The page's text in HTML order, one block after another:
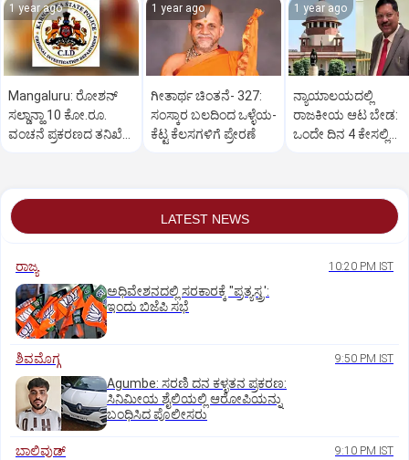
1 year ago
Mangaluru: ರೋಶನ್‌
ಸಲ್ಡಾನ್ಹಾ 10 ಕೋ.ರೂ.
ವಂಚನೆ ಪ್ರಕರಣದ ತನಿಖೆ
1 year ago
ಗೀತಾರ್ಥ ಚಿಂತನೆ- 327:
ಸಂಸ್ಕಾರ ಬಲದಿಂದ ಒಳ್ಳೆಯ-
ಕೆಟ್ಟ ಕೆಲಸಗಳಿಗೆ ಪ್ರೇರಣೆ
1 year ago
ನ್ಯಾಯಾಲಯದಲ್ಲಿ
ರಾಜಕೀಯ ಆಟ ಬೇಡ:
ಒಂದೇ ದಿನ 4 ಕೇಸಲ್ಲಿ
LATEST NEWS
ರಾಜ್ಯ 10:20 PM IST
ಅಧಿವೇಶನದಲ್ಲಿ ಸರಕಾರಕ್ಕೆ "ಪ್ರತ್ಯಸ್ತ್ರ':
ಇಂದು ಬಿಜೆಪಿ ಸಭೆ
ಶಿವಮೊಗ್ಗ 9:50 PM IST
Agumbe: ಸರಣಿ ದನ ಕಳ್ಳತನ ಪ್ರಕರಣ:
ಸಿನಿಮೀಯ ಶೈಲಿಯಲ್ಲಿ ಆರೋಪಿಯನ್ನು
ಬಂಧಿಸಿದ ಪೊಲೀಸರು
ಬಾಲಿವುಡ್‌ 9:10 PM IST